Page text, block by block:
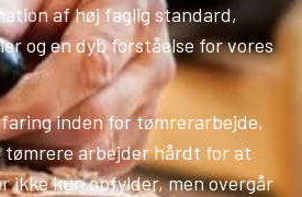
af høj faglig standard,
og en dyb forståelse for vores
inden for tømrerarbejde,
tømrere arbejder hårdt for at
ikke kun opfylder, men overgår